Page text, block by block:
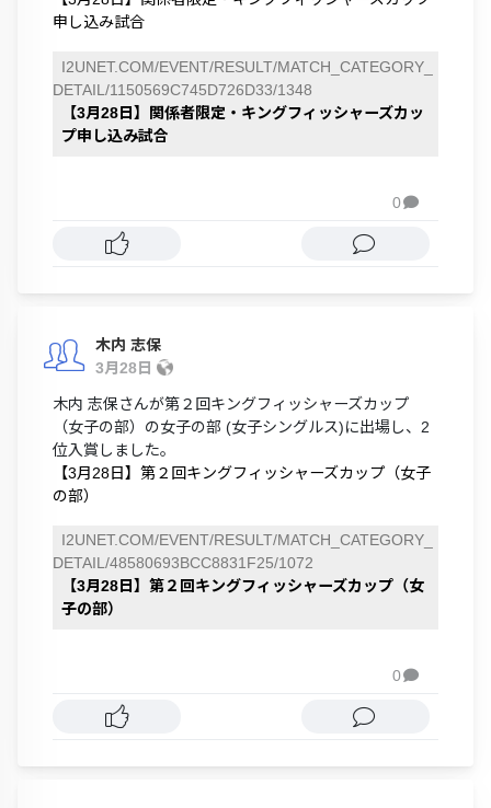
申し込み試合
I2UNET.COM/EVENT/RESULT/MATCH_CATEGORY_
DETAIL/1150569C745D726D33/1348
【3月28日】関係者限定・キングフィッシャーズカッ
プ申し込み試合
0
木内 志保
3月28日
木内 志保さんが第２回キングフィッシャーズカップ
（女子の部）の女子の部 (女子シングルス)に出場し、2
位入賞しました。
【3月28日】第２回キングフィッシャーズカップ（女子
の部）
I2UNET.COM/EVENT/RESULT/MATCH_CATEGORY_
DETAIL/48580693BCC8831F25/1072
【3月28日】第２回キングフィッシャーズカップ（女
子の部）
0